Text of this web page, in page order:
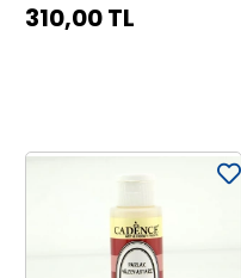
310,00 TL